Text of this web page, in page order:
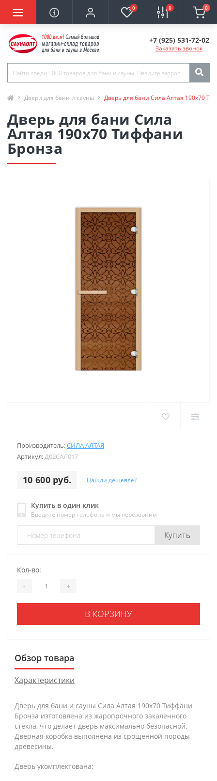
0 0 0
+7 (925) 531-72-02
Заказать звонок
Двери для бани и сауны Дверь для бани Сила Алтая 190х70
Дверь для бани Сила
Алтая 190х70 Тиффани
Бронза
Производитель:СИЛА АЛТАЯ
Артикул:Д02САЛ017
10 600 руб. Нашли дешевле?
Купить в один клик
Введите номер телефона и мы перезвоним
Купить
Кол-во:
- +
В КОРЗИНУ
Обзор товара
Характеристики
Дверь для бани и сауны Сила Алтая 190х70 Тиффани
Бронза изготовлена из жаропрочного закалённого
стекла, что делает дверь максимально безопасной.
Дверная коробка выполнена из срощенной породы
древесины.
Дверь укомплектована: